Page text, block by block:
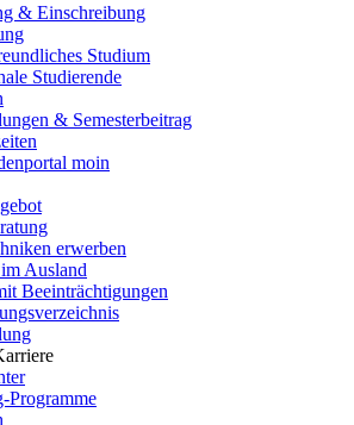
& Einschreibung
Studium
Studierende
& Semesterbeitrag
moin
erwerben
Ausland
Beeinträchtigungen
Programme